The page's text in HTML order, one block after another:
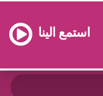
استمع الينا